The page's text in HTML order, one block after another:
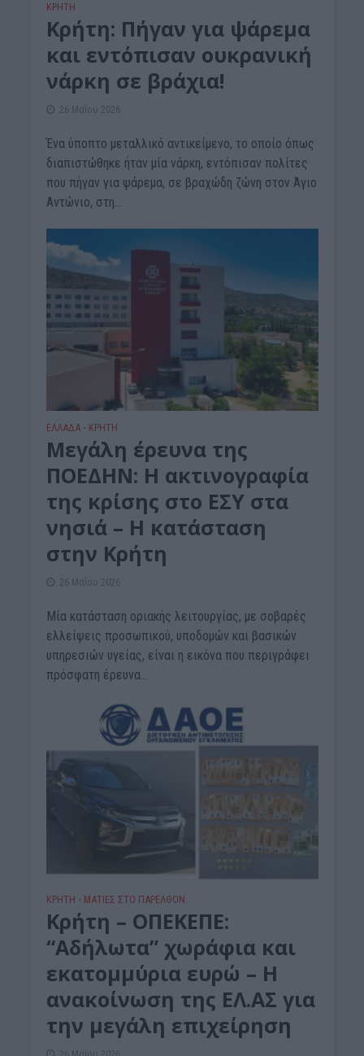
ΚΡΗΤΗ
Κρήτη: Πήγαν για ψάρεμα
και εντόπισαν ουκρανική
νάρκη σε βράχια!
26 Μαΐου 2026
Ένα ύποπτο μεταλλικό αντικείμενο, το οποίο όπως
διαπιστώθηκε ήταν μία νάρκη, εντόπισαν πολίτες
που πήγαν για ψάρεμα, σε βραχώδη ζώνη στον Άγιο
Αντώνιο, στη...
ΕΛΛΑΔΑ • ΚΡΗΤΗ
Μεγάλη έρευνα της
ΠΟΕΔΗΝ: Η ακτινογραφία
της κρίσης στο ΕΣΥ στα
νησιά – Η κατάσταση
στην Κρήτη
26 Μαΐου 2026
Μία κατάσταση οριακής λειτουργίας, με σοβαρές
ελλείψεις προσωπικού, υποδομών και βασικών
υπηρεσιών υγείας, είναι η εικόνα που περιγράφει
πρόσφατη έρευνα...
ΚΡΗΤΗ • ΜΑΤΙΕΣ ΣΤΟ ΠΑΡΕΛΘΟΝ
Κρήτη – ΟΠΕΚΕΠΕ:
“Αδήλωτα” χωράφια και
εκατομμύρια ευρώ – Η
ανακοίνωση της ΕΛ.ΑΣ για
την μεγάλη επιχείρηση